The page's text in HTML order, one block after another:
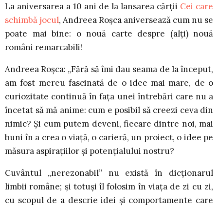
La aniversarea a 10 ani de la lansarea cărții Cei care
schimbă jocul, Andreea Roșca aniversează cum nu se
poate mai bine: o nouă carte despre (alți) nouă
români remarcabili!
Andreea Roșca: „Fără să îmi dau seama de la început,
am fost mereu fascinată de o idee mai mare, de o
curiozitate continuă în fața unei întrebări care nu a
încetat să mă anime: cum e posibil să creezi ceva din
nimic? Și cum putem deveni, fiecare dintre noi, mai
buni în a crea o viață, o carieră, un proiect, o idee pe
măsura aspirațiilor și potențialului nostru?
Cuvântul „nerezonabil” nu există în dicționarul
limbii române; și totuși îl folosim în viața de zi cu zi,
cu scopul de a descrie idei și comportamente care